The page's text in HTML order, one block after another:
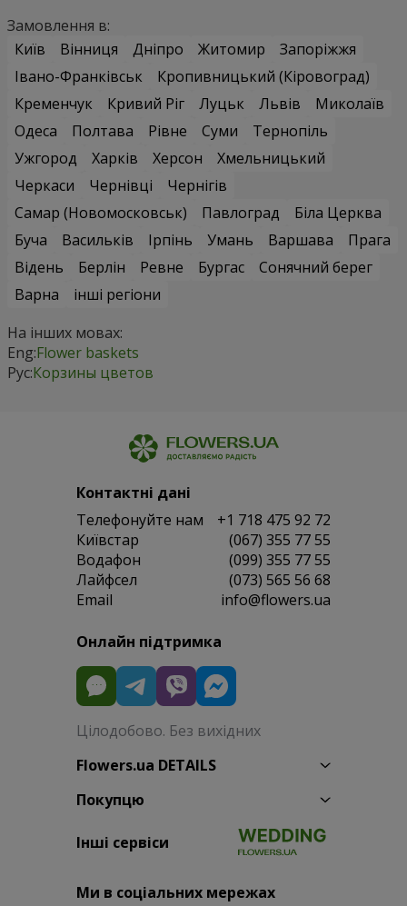
Замовлення в:
Київ
Вінниця Дніпро Житомир
Запоріжжя
Івано-Франківськ
Кропивницький (Кіровоград)
Кременчук
Кривий Ріг Луцьк Львів
Миколаїв
Одеса
Полтава Рівне Суми
Тернопіль
Ужгород
Харків Херсон
Хмельницький
Черкаси
Чернівці
Чернігів
Самар (Новомосковськ)
Павлоград
Біла Церква
Буча
Васильків Ірпінь Умань Варшава
Прага
Відень
Берлін Ревне Бургас
Сонячний берег
Варна
інші регіони
На інших мовах:
Eng:Flower baskets
Рус:Корзины цветов
Контактні дані
Телефонуйте нам
+1 718 475 92 72
Київстар
(067) 355 77 55
Водафон
(099) 355 77 55
Лайфсел
(073) 565 56 68
Email
info@flowers.ua
Онлайн підтримка
Цілодобово. Без вихідних
Flowers.ua DETAILS
Покупцю
Інші сервіси
Ми в соціальних мережах